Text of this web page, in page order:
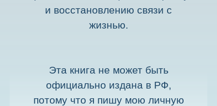
и восстановлению связи с
жизнью.
Эта книга не может быть
официально издана в РФ,
потому что я пишу мою личную